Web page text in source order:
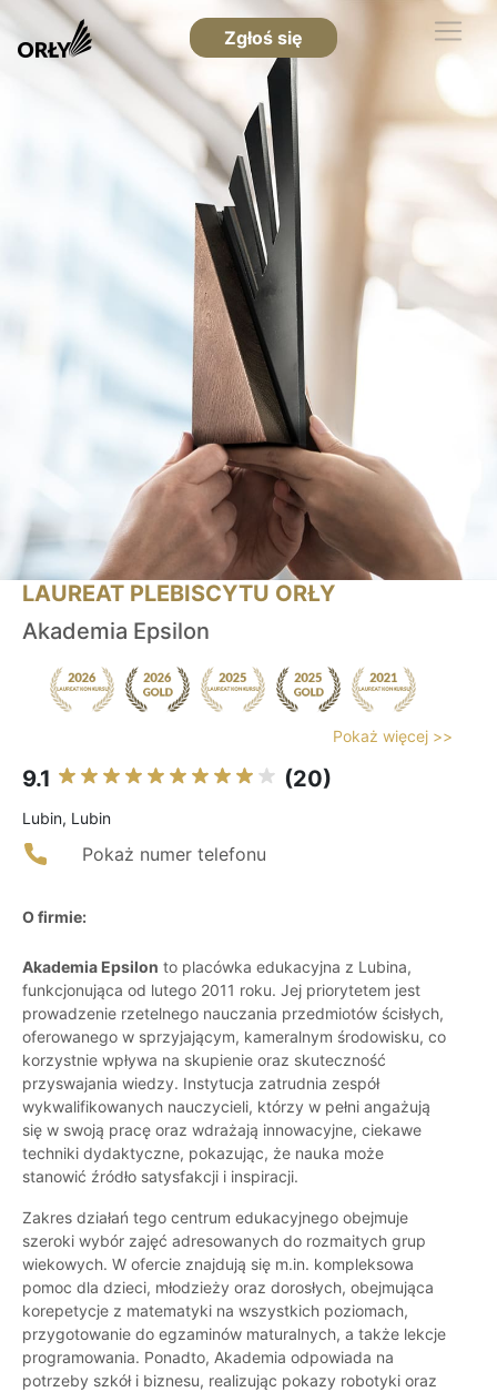
Zgłoś się
LAUREAT PLEBISCYTU ORŁY
Akademia Epsilon
Pokaż więcej >>
9.1 (20)
Lubin, Lubin
Pokaż numer telefonu
O firmie:
Akademia Epsilon to placówka edukacyjna z Lubina,
funkcjonująca od lutego 2011 roku. Jej priorytetem jest
prowadzenie rzetelnego nauczania przedmiotów ścisłych,
oferowanego w sprzyjającym, kameralnym środowisku, co
korzystnie wpływa na skupienie oraz skuteczność
przyswajania wiedzy. Instytucja zatrudnia zespół
wykwalifikowanych nauczycieli, którzy w pełni angażują
się w swoją pracę oraz wdrażają innowacyjne, ciekawe
techniki dydaktyczne, pokazując, że nauka może
stanowić źródło satysfakcji i inspiracji.
Zakres działań tego centrum edukacyjnego obejmuje
szeroki wybór zajęć adresowanych do rozmaitych grup
wiekowych. W ofercie znajdują się m.in. kompleksowa
pomoc dla dzieci, młodzieży oraz dorosłych, obejmująca
korepetycje z matematyki na wszystkich poziomach,
przygotowanie do egzaminów maturalnych, a także lekcje
programowania. Ponadto, Akademia odpowiada na
potrzeby szkół i biznesu, realizując pokazy robotyki oraz